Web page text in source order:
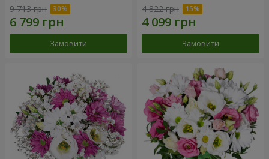
9 713 грн
Замовити
4 822 грн
Замовити